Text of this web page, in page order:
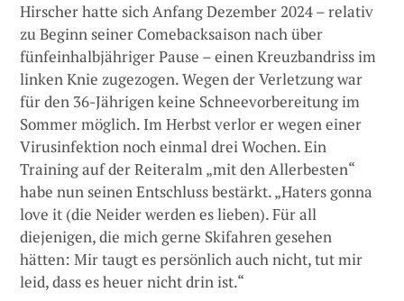
Hirscher hatte sich Anfang Dezember 2024 – relativ
zu Beginn seiner Comebacksaison nach über
fünfeinhalbjähriger Pause – einen Kreuzbandriss im
linken Knie zugezogen. Wegen der Verletzung war
für den 36-Jährigen keine Schneevorbereitung im
Sommer möglich. Im Herbst verlor er wegen einer
Virusinfektion noch einmal drei Wochen. Ein
Training auf der Reiteralm „mit den Allerbesten“
habe nun seinen Entschluss bestärkt. „Haters gonna
love it (die Neider werden es lieben). Für all
diejenigen, die mich gerne Skifahren gesehen
hätten: Mir taugt es persönlich auch nicht, tut mir
leid, dass es heuer nicht drin ist.“